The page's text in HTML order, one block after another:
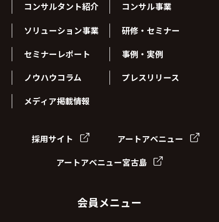
コンサルタント紹介 コンサル事業
ソリューション事業 研修・セミナー
セミナーレポート 事例・実例
ノウハウコラム プレスリリース
メディア掲載情報
採用サイト アートアベニュー
アートアベニュー宮古島
会員メニュー